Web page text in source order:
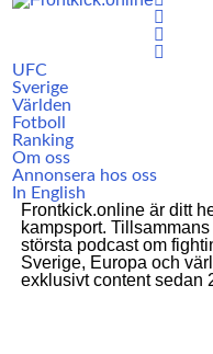
UFC
Sverige
Världen
Fotboll
Ranking
Om oss
Annonsera hos oss
In English
Frontkick.online är ditt
kampsport.
största podcast om
Sverige, Europa och
exklusivt content sedan